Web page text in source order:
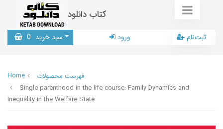
کتاب دانلود
سبد خرید 0 ورود ثبت‌نام
Home
فهرست محصولات
Single parenthood in the life course: Family Dynamics and
Inequality in the Welfare State